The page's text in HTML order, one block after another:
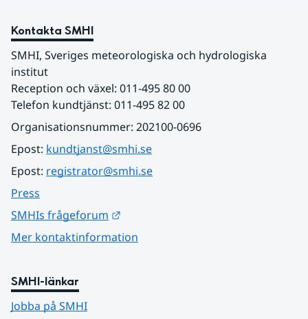
Kontakta SMHI
SMHI, Sveriges meteorologiska och hydrologiska
institut
Reception och växel: 011-495 80 00
Telefon kundtjänst: 011-495 82 00
Organisationsnummer: 202100-0696
Epost: kundtjanst@smhi.se
Epost: registrator@smhi.se
Press
SMHIs frågeforum
Mer kontaktinformation
SMHI-länkar
Jobba på SMHI